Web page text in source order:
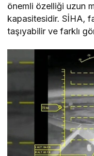
önemli özelliği uzun
kapasitesidir. SİHA,
taşıyabilir ve farklı